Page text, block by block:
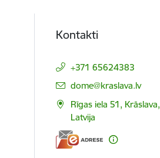
Kontakti
+371 65624383
E-pasts:
dome@kraslava.lv
Rīgas iela 51,
Latvija